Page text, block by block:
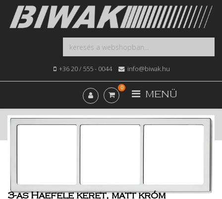
+36 20 / 555 - 0044 info@biwak.hu
MENÜ
0
Kezdőlap Webshop
Elektromos
3-as Haefele keret, matt króm
3-as Haefele keret, matt króm